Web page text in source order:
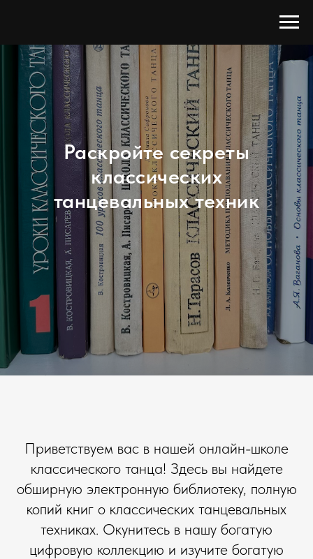
Раскройте секреты
классических
танцевальных техник
Приветствуем вас в нашей онлайн-школе
классического танца! Здесь вы найдете
обширную электронную библиотеку, полную
копий книг о классических танцевальных
техниках. Окунитесь в нашу богатую
цифровую коллекцию и изучите богатую